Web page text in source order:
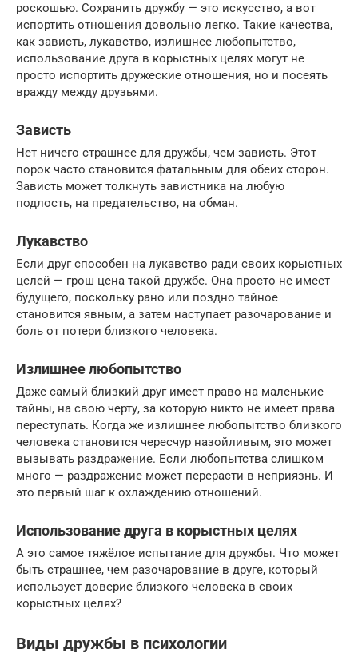
роскошью. Сохранить дружбу — это искусство, а вот
испортить отношения довольно легко. Такие качества,
как зависть, лукавство, излишнее любопытство,
использование друга в корыстных целях могут не
просто испортить дружеские отношения, но и посеять
вражду между друзьями.
Зависть
Нет ничего страшнее для дружбы, чем зависть. Этот
порок часто становится фатальным для обеих сторон.
Зависть может толкнуть завистника на любую
подлость, на предательство, на обман.
Лукавство
Если друг способен на лукавство ради своих корыстных
целей — грош цена такой дружбе. Она просто не имеет
будущего, поскольку рано или поздно тайное
становится явным, а затем наступает разочарование и
боль от потери близкого человека.
Излишнее любопытство
Даже самый близкий друг имеет право на маленькие
тайны, на свою черту, за которую никто не имеет права
переступать. Когда же излишнее любопытство близкого
человека становится чересчур назойливым, это может
вызывать раздражение. Если любопытства слишком
много — раздражение может перерасти в неприязнь. И
это первый шаг к охлаждению отношений.
Использование друга в корыстных целях
А это самое тяжёлое испытание для дружбы. Что может
быть страшнее, чем разочарование в друге, который
использует доверие близкого человека в своих
корыстных целях?
Виды дружбы в психологии